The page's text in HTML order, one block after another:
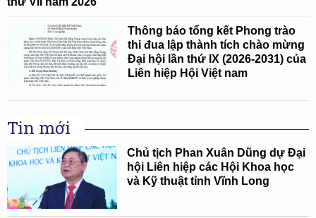
Thông báo tổng kết Phong trào
thi đua lập thành tích chào mừng
Đại hội lần thứ IX (2026-2031) của
Liên hiệp Hội Việt nam
Tin mới
Chủ tịch Phan Xuân Dũng dự Đại
hội Liên hiệp các Hội Khoa học
và Kỹ thuật tỉnh Vĩnh Long